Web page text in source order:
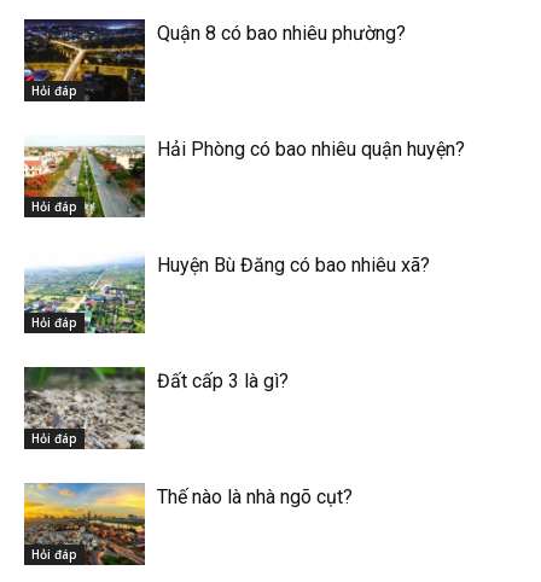
Hỏi đáp
Quận 8 có bao nhiêu phường?
Hỏi đáp
Hải Phòng có bao nhiêu quận huyện?
Hỏi đáp
Huyện Bù Đăng có bao nhiêu xã?
Hỏi đáp
Đất cấp 3 là gì?
Hỏi đáp
Thế nào là nhà ngõ cụt?